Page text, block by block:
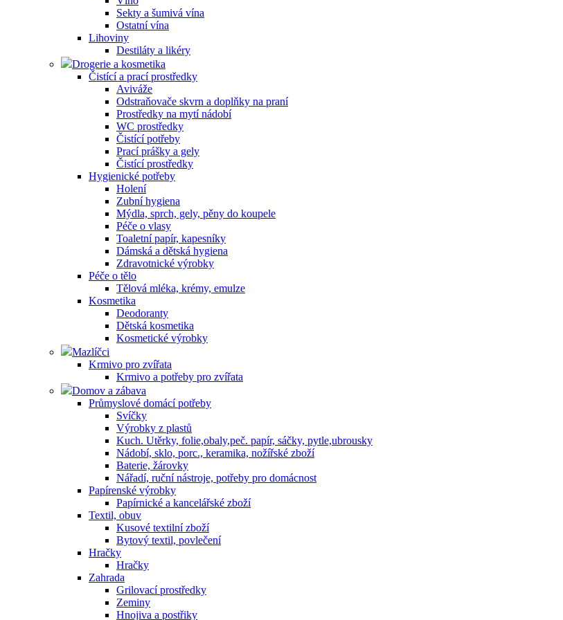
Sekty a šumivá vína
Ostatní vína
Lihoviny
Destiláty a likéry
Drogerie a kosmetika
Čistící a prací prostředky
Aviváže
Odstraňovače skvrn a doplňky na praní
Prostředky na mytí nádobí
WC prostředky
Čistící potřeby
Prací prášky a gely
Čistící prostředky
Hygienické potřeby
Holení
Zubní hygiena
Mýdla, sprch, gely, pěny do koupele
Péče o vlasy
Toaletní papír, kapesníky
Dámská a dětská hygiena
Zdravotnické výrobky
Péče o tělo
Tělová mléka, krémy, emulze
Kosmetika
Deodoranty
Dětská kosmetika
Kosmetické výrobky
Mazlíčci
Krmivo pro zvířata
Krmivo a potřeby pro zvířata
Domov a zábava
Průmyslové domácí potřeby
Svíčky
Výrobky z plastů
Kuch. Utěrky, folie,obaly,peč. papír, sáčky, pytle,ubrousky
Nádobí, sklo, porc., keramika, nožířské zboží
Baterie, žárovky
Nářadí, ruční nástroje, potřeby pro domácnost
Papírenské výrobky
Papírnické a kancelářské zboží
Textil, obuv
Kusové textilní zboží
Bytový textil, povlečení
Hračky
Hračky
Zahrada
Grilovací prostředky
Zeminy
Hnojiva a postřiky